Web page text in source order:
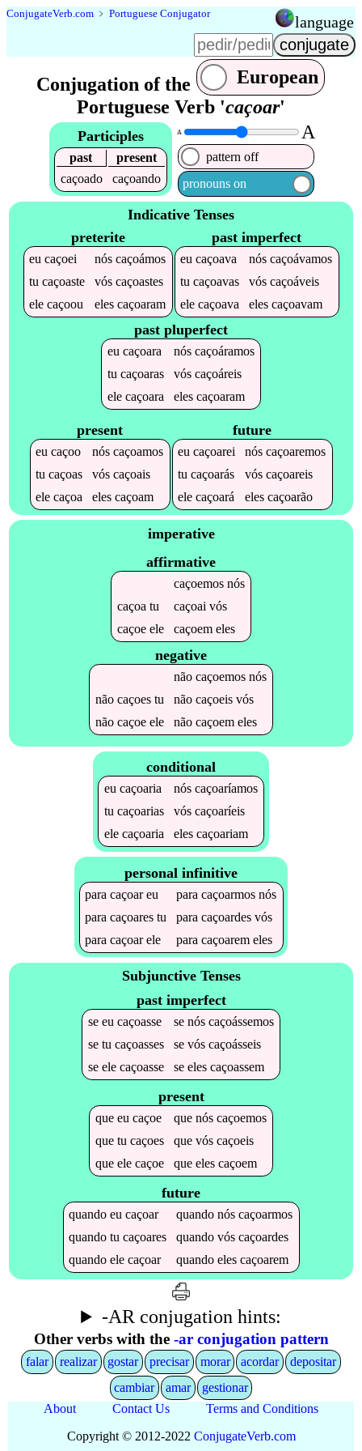
ConjugateVerb.com ﹥ Portuguese Conjugator language
Conjugation of the
European
Portuguese Verb 'caçoar'
Participles
past
present
caçoado
caçoando
A A
pattern off
pronouns on
Indicative Tenses
preterite
eucaçoei nóscaçoámos
tucaçoaste vóscaçoastes
elecaçoou elescaçoaram
past imperfect
eucaçoava nóscaçoávamos
tucaçoavas vóscaçoáveis
elecaçoava elescaçoavam
past pluperfect
eu caçoara nós caçoáramos
tu caçoaras vós caçoáreis
ele caçoara eles caçoaram
present
eucaçoo nóscaçoamos
tucaçoas vóscaçoais
elecaçoa elescaçoam
future
eucaçoarei nóscaçoaremos
tucaçoarás vóscaçoareis
elecaçoará elescaçoarão
imperative
affirmative
caçoemosnós
caçoa tu caçoai vós
caçoeele caçoemeles
negative
não caçoemosnós
não caçoestu não caçoeisvós
não caçoeele não caçoemeles
conditional
eu caçoaria nós caçoaríamos
tu caçoarias vós caçoaríeis
ele caçoaria eles caçoariam
personal infinitive
paracaçoareu paracaçoarmos nós
paracaçoares tu paracaçoardes vós
paracaçoarele paracaçoarem eles
Subjunctive Tenses
past imperfect
se eu caçoasse se nós caçoássemos
se tu caçoasses se vós caçoásseis
se ele caçoasse se eles caçoassem
present
que eu caçoe que nós caçoemos
que tu caçoes que vós caçoeis
que ele caçoe que eles caçoem
future
quandoeucaçoar quandonóscaçoarmos
quandotucaçoares quandovóscaçoardes
quandoelecaçoar quandoelescaçoarem
-AR conjugation hints:
Other verbs with the -ar conjugation pattern
falar realizar gostar precisar morar acordar
depositar
cambiar
amar
gestionar
About
Contact Us
Terms and Conditions
Copyright © 2012-2022 ConjugateVerb.com